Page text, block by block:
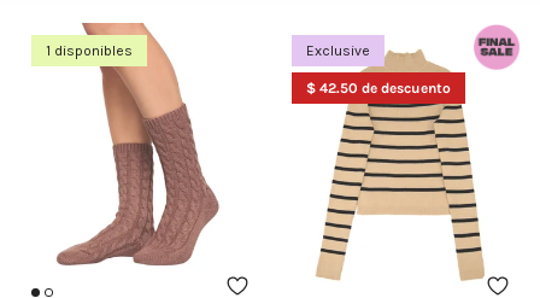
1 disponibles Exclusive
$ 42.50 de descuento